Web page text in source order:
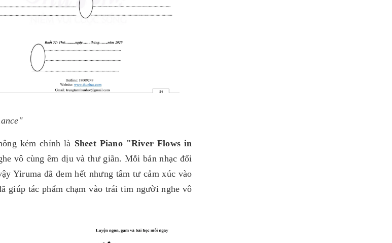
kém chính là Sheet Piano "River Flows in
vô cùng êm dịu và thư giãn. Mỗi bản nhạc đối
Yiruma đã đem hết nhưng tâm tư cảm xúc vào
giúp tác phẩm chạm vào trái tim người nghe vô